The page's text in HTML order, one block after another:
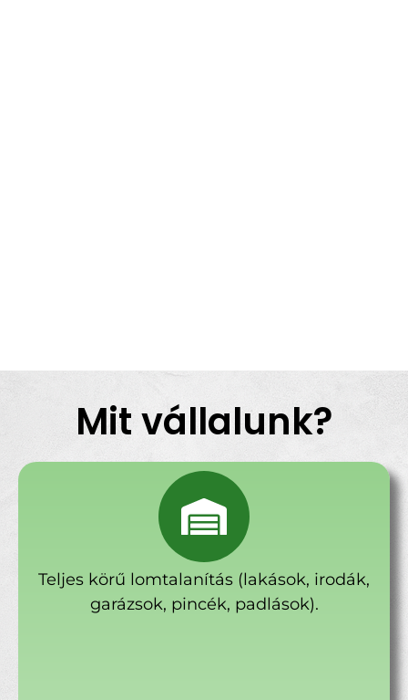
Mit vállalunk?
Teljes körű lomtalanítás (lakások, irodák,
garázsok, pincék, padlások).